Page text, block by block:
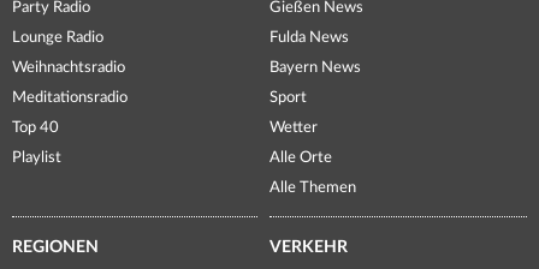
Party Radio
Lounge Radio
Weihnachtsradio
Meditationsradio
Top 40
Playlist
Gießen News
Fulda News
Bayern News
Sport
Wetter
Alle Orte
Alle Themen
REGIONEN VERKEHR